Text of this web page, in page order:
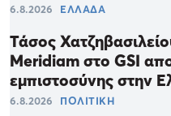
6.8.2026 ΕΛΛΑΔΑ
Τάσος
Meridiam στο GSI
εμπιστοσύνης στην
6.8.2026 ΠΟΛΙΤΙΚΗ